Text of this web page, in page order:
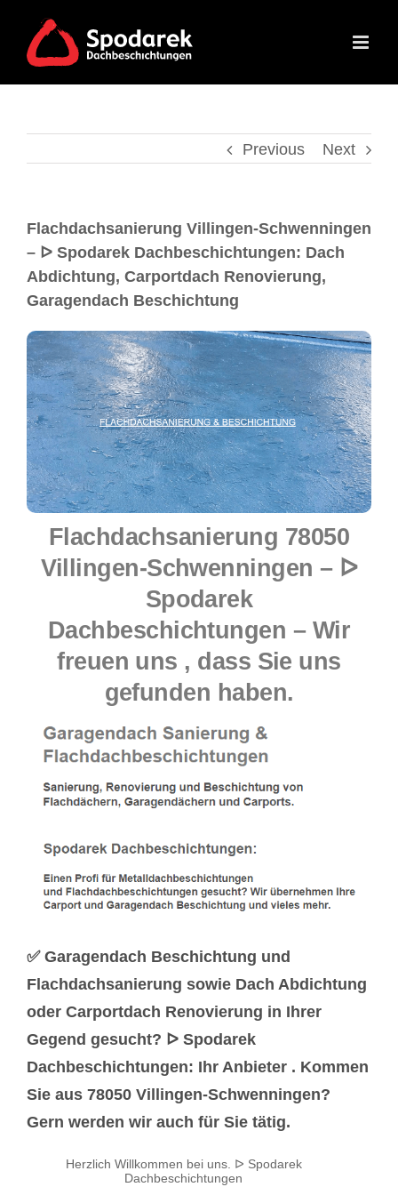
Previous Next
Flachdachsanierung Villingen-Schwenningen
– ᐅ Spodarek Dachbeschichtungen: Dach
Abdichtung, Carportdach Renovierung,
Garagendach Beschichtung
Flachdachsanierung 78050
Villingen-Schwenningen – ᐅ
Spodarek
Dachbeschichtungen – Wir
freuen uns , dass Sie uns
gefunden haben.
✅ Garagendach Beschichtung und
Flachdachsanierung sowie Dach Abdichtung
oder Carportdach Renovierung in Ihrer
Gegend gesucht? ᐅ Spodarek
Dachbeschichtungen: Ihr Anbieter . Kommen
Sie aus 78050 Villingen-Schwenningen?
Gern werden wir auch für Sie tätig.
Herzlich Willkommen bei uns. ᐅ Spodarek
Dachbeschichtungen